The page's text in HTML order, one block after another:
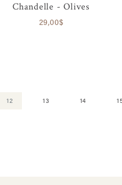
Chandelle - Olives
29,00$
12 13 14